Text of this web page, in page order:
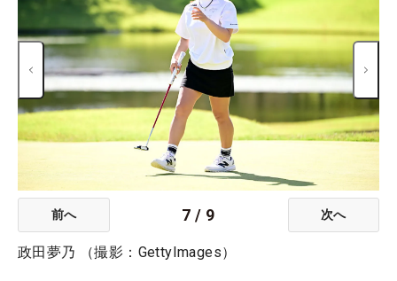
前へ 7 / 9 次へ
政田夢乃 （撮影：GettyImages）